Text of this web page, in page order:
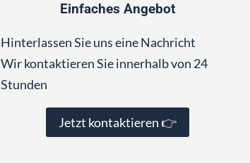
Einfaches Angebot
Hinterlassen Sie uns eine Nachricht
Wir kontaktieren Sie innerhalb von 24
Stunden
Jetzt kontaktieren 👉